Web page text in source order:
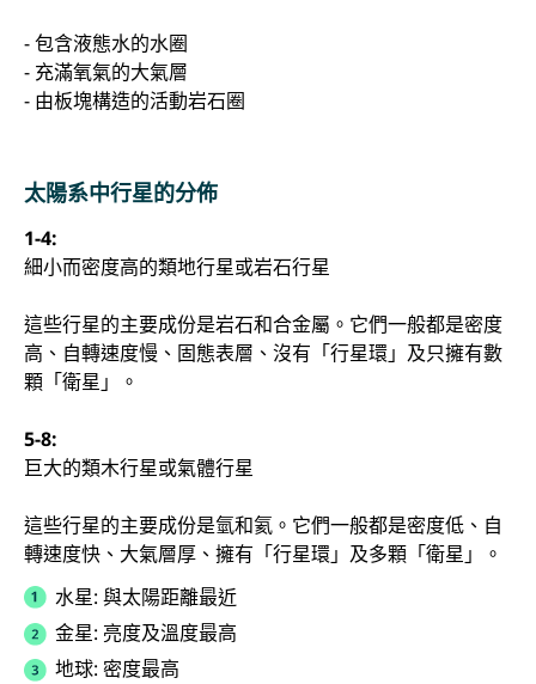
- 包含液態水的水圈
- 充滿氧氣的大氣層
- 由板塊構造的活動岩石圈
太陽系中行星的分佈
1-4:
細小而密度高的類地行星或岩石行星
這些行星的主要成份是岩石和合金屬。它們一般都是密度
高、自轉速度慢、固態表層、沒有「行星環」及只擁有數
顆「衛星」。
5-8:
巨大的類木行星或氣體行星
這些行星的主要成份是氫和氦。它們一般都是密度低、自
轉速度快、大氣層厚、擁有「行星環」及多顆「衛星」。
水星: 與太陽距離最近
金星: 亮度及溫度最高
地球: 密度最高